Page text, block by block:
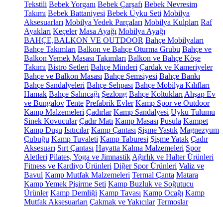
Tekstili Bebek Yorganı Bebek Çarşafı Bebek Nevresim
Takımı Bebek Battaniyesi Bebek Uyku Seti Mobilya
Aksesuarları Mobilya Yedek Parçaları Mobilya Kulpları Raf
Ayakları Keçeler Masa Ayağı Mobilya Ayağı
BAHÇE,BALKON VE OUTDOOR Bahçe Mobilyaları
Bahçe Takımları Balkon ve Bahçe Oturma Grubu Bahçe ve
Balkon Yemek Masası Takımları Balkon ve Bahçe Köşe
Takımı Bistro Setleri Bahçe Minderi Çardak ve Kameriyeler
Bahçe ve Balkon Masası Bahçe Şemsiyesi Bahçe Bankı
Bahçe Sandalyeleri Bahçe Sehpası Bahçe Mobilya Kılıfları
Hamak Bahçe Salıncağı Şezlong Bahçe Koltukları Ahşap Ev
ve Bungalov Tente Prefabrik Evler Kamp Spor ve Outdoor
Kamp Malzemeleri Çadırlar Kamp Sandalyesi Uyku Tulumu
Sinek Kovucular Çadır Matı Kamp Masası Pusula Kampet
Kamp Duşu Isıtıcılar Kamp Çantası Şişme Yastık Magnezyum
Çubuğu Kamp Tuvaleti Kamp Taburesi Şişme Yatak Çadır
Aksesuarı Sırt Çantası Hayatta Kalma Malzemeleri Spor
Aletleri Pilates, Yoga ve Jimnastik Ağırlık ve Halter Ürünleri
Fitness ve Kardiyo Ürünleri Diğer Spor Ürünleri Valiz ve
Bavul Kamp Mutfak Malzemeleri Termal Çanta Matara
Kamp Yemek Pişirme Seti Kamp Buzluk ve Soğutucu
Ürünler Kamp Demliği Kamp Tavası Kamp Ocağı Kamp
Mutfak Aksesuarları Çakmak ve Yakıcılar Termoslar